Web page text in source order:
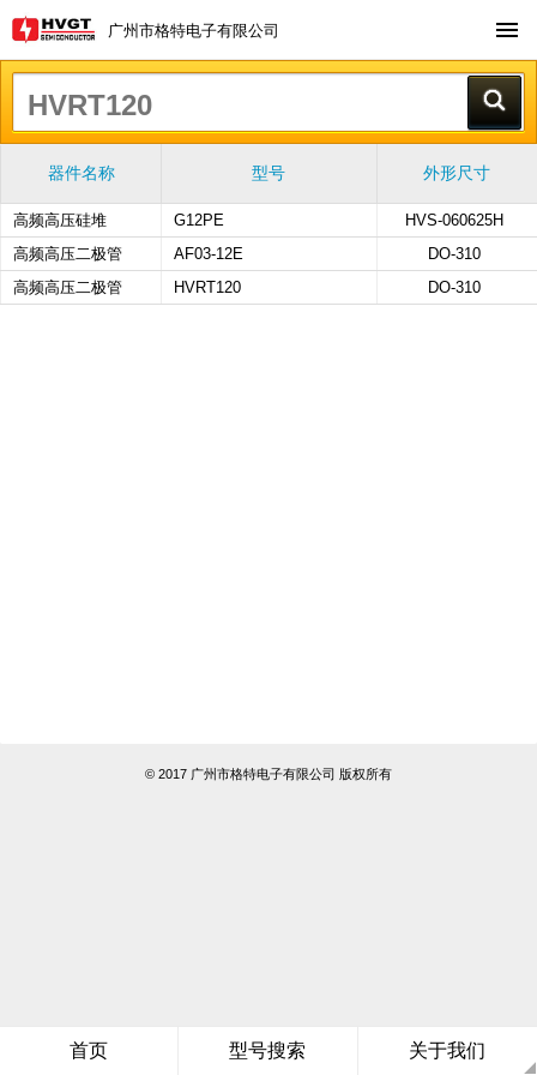
广州市格特电子有限公司
首页 型号搜索 关于我们
器件名称 型号 外形尺寸
高频高压硅堆 G12PE
HVS-060625H
高频高压二极管
AF03-12E
DO-310
高频高压二极管
HVRT120 DO-310
© 2017 广州市格特电子有限公司 版权所有